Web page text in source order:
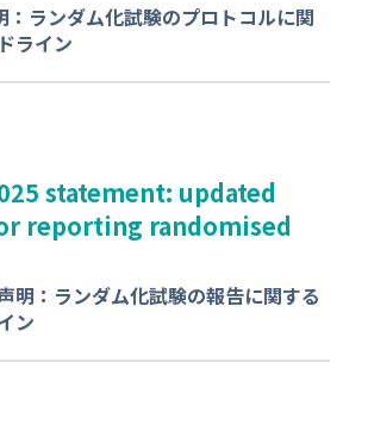
：ランダム化試験のプロトコルに関
ライン
statement: updated
reporting randomised
明：ランダム化試験の報告に関する
ン